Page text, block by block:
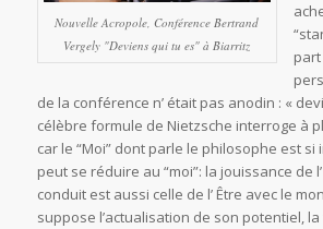
Nouvelle Acropole, Conférence Bertrand
Vergely "Deviens qui tu es" à Biarritz
part
de la conférence n’ était pas anodin : «
célèbre formule de Nietzsche interroge à
car le “Moi” dont parle le philosophe est si
peut se réduire au “moi”: la jouissance de
conduit est aussi celle de l’ Être avec le
suppose l’actualisation de son potentiel,